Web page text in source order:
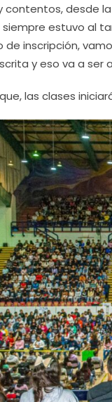
contentos, desde
siempre estuvo al
de inscripción,
y eso va a ser
las clases